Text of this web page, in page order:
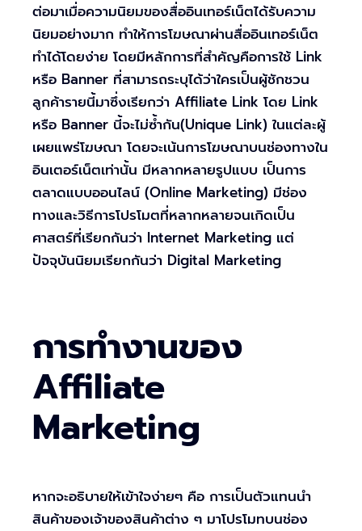
ต่อมาเมื่อความนิยมของสื่ออินเทอร์เน็ตได้รับความ
นิยมอย่างมาก ทำให้การโฆษณาผ่านสื่ออินเทอร์เน็ต
ทำได้โดยง่าย โดยมีหลักการที่สำคัญคือการใช้ Link
หรือ Banner ที่สามารถระบุได้ว่าใครเป็นผู้ชักชวน
ลูกค้ารายนี้มาซึ่งเรียกว่า Affiliate Link โดย Link
หรือ Banner นี้จะไม่ซ้ำกัน(Unique Link) ในแต่ละผู้
เผยแพร่โฆษณา โดยจะเน้นการโฆษณาบนช่องทางใน
อินเตอร์เน็ตเท่านั้น มีหลากหลายรูปแบบ เป็นการ
ตลาดแบบออนไลน์ (Online Marketing) มีช่อง
ทางและวิธีการโปรโมตที่หลากหลายจนเกิดเป็น
ศาสตร์ที่เรียกกันว่า Internet Marketing แต่
ปัจจุบันนิยมเรียกกันว่า Digital Marketing
การทำงานของ
Affiliate
Marketing
หากจะอธิบายให้เข้าใจง่ายๆ คือ การเป็นตัวแทนนำ
สินค้าของเจ้าของสินค้าต่าง ๆ มาโปรโมทบนช่อง